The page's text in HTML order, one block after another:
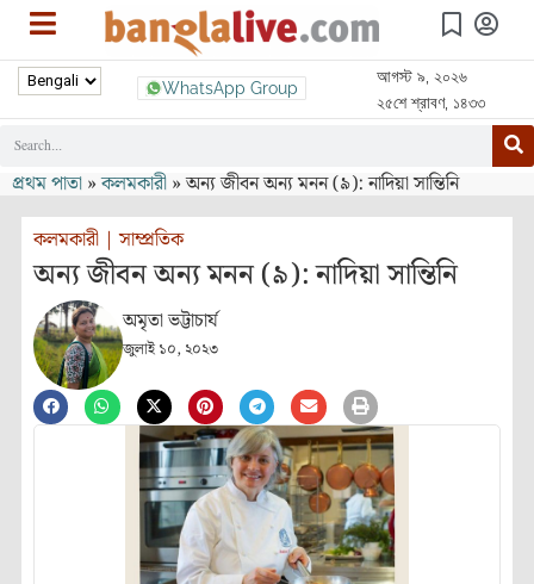
WhatsApp Group
আগস্ট ৯, ২০২৬
২৫শে শ্রাবণ, ১৪৩৩
প্রথম পাতা »কলমকারী »অন্য জীবন অন্য মনন (৯): নাদিয়া সান্তিনি
কলমকারী |সাম্প্রতিক
অন্য জীবন অন্য মনন (৯): নাদিয়া সান্তিনি
অমৃতা ভট্টাচার্য
জুলাই ১০, ২০২৩